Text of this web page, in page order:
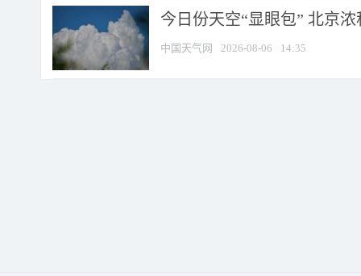
今日份天空“显眼包” 北京
中国天气网 2026-08-06 14:35